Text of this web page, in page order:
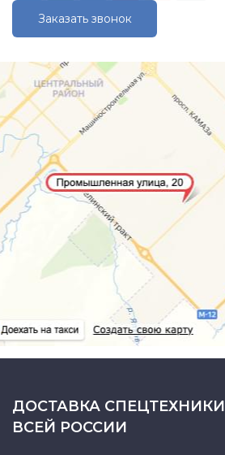
Заказать звонок
ДОСТАВКА СПЕЦТЕХНИКИ
ВСЕЙ РОССИИ